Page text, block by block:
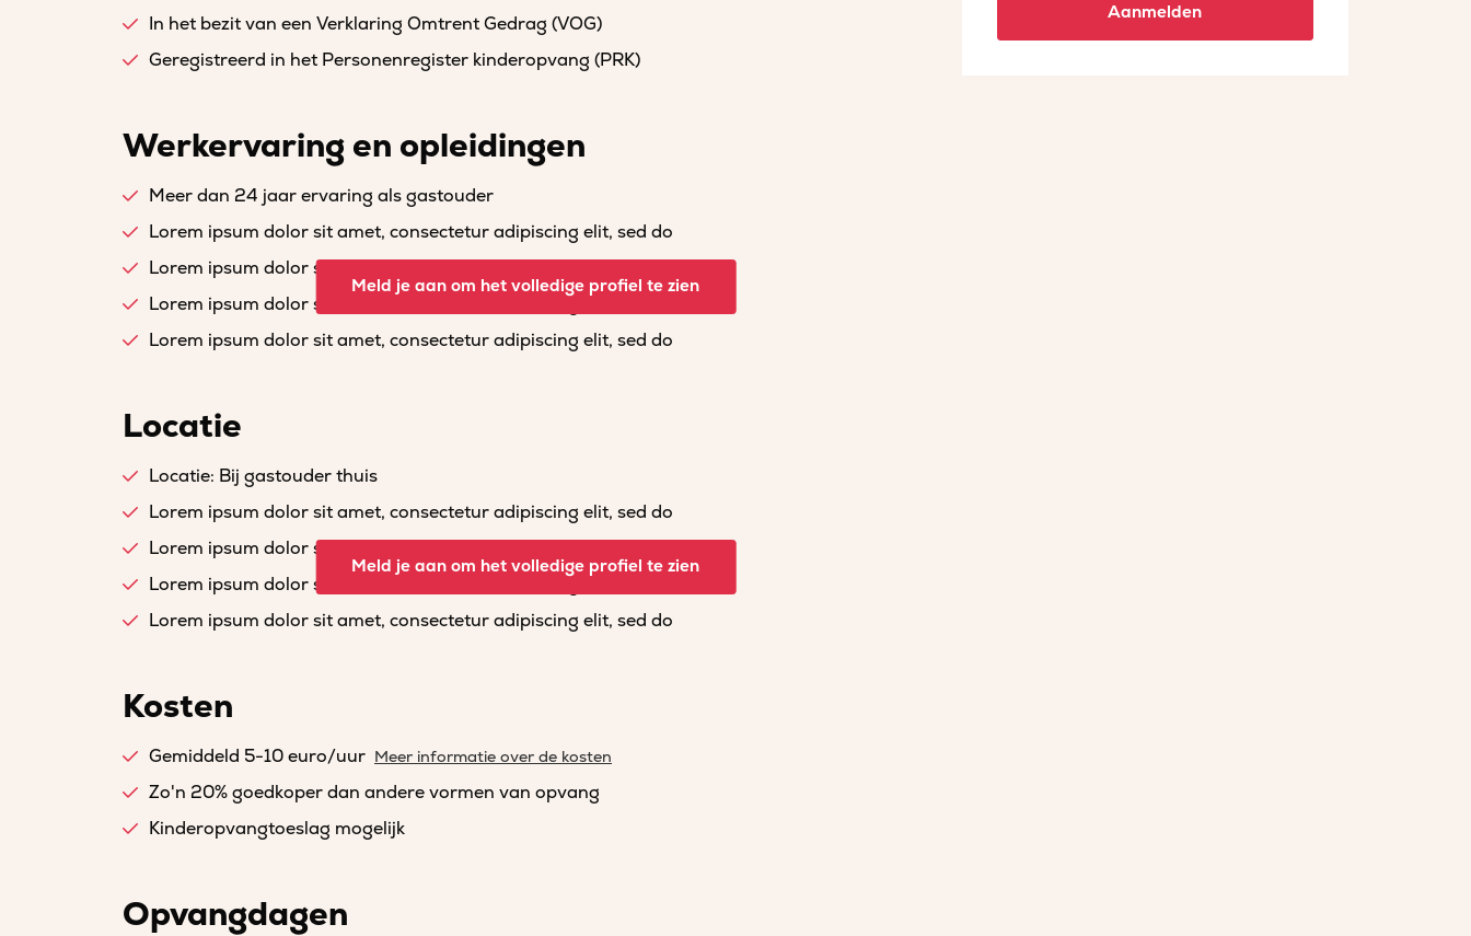
In het bezit van een Verklaring Omtrent Gedrag (VOG)
Geregistreerd in het Personenregister kinderopvang (PRK)
Aanmelden
Werkervaring en opleidingen
Meer dan 24 jaar ervaring als gastouder
Lorem ipsum dolor sit amet, consectetur adipiscing elit, sed do
Lorem ipsum dolor sit amet, consectetur adipiscing elit, sed do
Lorem ipsum dolor sit amet, consectetur adipiscing elit, sed do
Lorem ipsum dolor sit amet, consectetur adipiscing elit, sed do
Meld je aan om het volledige profiel te zien
Locatie
Locatie: Bij gastouder thuis
Lorem ipsum dolor sit amet, consectetur adipiscing elit, sed do
Lorem ipsum dolor sit amet, consectetur adipiscing elit, sed do
Lorem ipsum dolor sit amet, consectetur adipiscing elit, sed do
Lorem ipsum dolor sit amet, consectetur adipiscing elit, sed do
Meld je aan om het volledige profiel te zien
Kosten
Gemiddeld 5-10 euro/uur Meer informatie over de kosten
Zo'n 20% goedkoper dan andere vormen van opvang
Kinderopvangtoeslag mogelijk
Opvangdagen